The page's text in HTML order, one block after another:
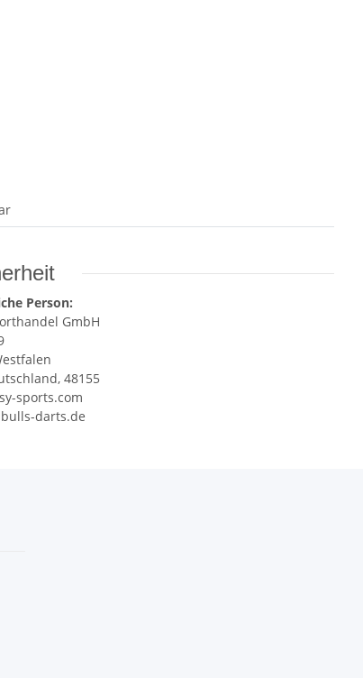
Person:
GmbH
48155
sports.com
darts.de